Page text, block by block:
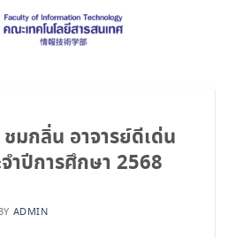
มกลิ่น อาจารย์ดีเด่น
ำปีการศึกษา 2568
ADMIN